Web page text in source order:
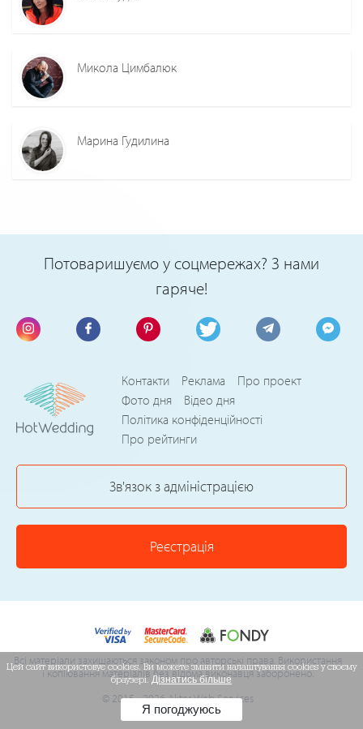
Микола Цимбалюк
Марина Гудилина
Потоваришуємо у соцмережах? З нами
гаряче!
Контакти Реклама
Про проект
Фото дня
Відео дня
Політика конфіденційності
Про рейтинги
Зв'язок з адміністрацією
Реєстрація
Всі матеріали захищаються законом про авторські права. Використання
і копіювання матеріалів без відома виконавця заборонено.
© 2015 - 2026 Akter Web Services
Цей сайт використовує cookies. Ви можете змінити налаштування cookies у своєму
браузері.Дізнатись більше
Я погоджуюсь